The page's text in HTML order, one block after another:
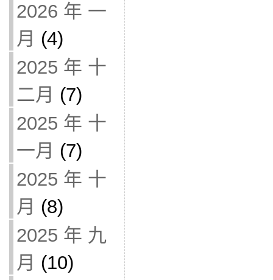
2026 年 一
月 (4)
2025 年 十
二月 (7)
2025 年 十
一月 (7)
2025 年 十
月 (8)
2025 年 九
月 (10)